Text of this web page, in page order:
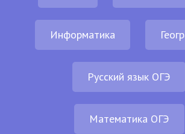
Информатика
Русский язык ОГЭ
Математика ОГЭ